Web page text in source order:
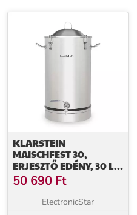
KLARSTEIN
MAISCHFEST 30,
ERJESZTŐ EDÉNY, 30 L,
ERJESZTŐ CSŐ, 304
ROZSDAMENTES ACÉL
50 690 Ft
ElectronicStar